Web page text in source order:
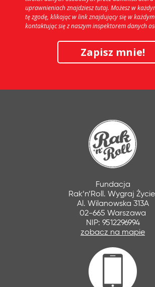
uprawnieniach znajdziesz tutaj. Możesz w
tę zgodę, klikając w link znajdujący się w
kontaktując się z naszym inspektorem danych
Zapisz mnie!
Fundacja
Rak’n’Roll. Wygraj
Al. Wilanowska 313A
02-665 Warszawa
NIP: 9512296994
zobacz na mapie